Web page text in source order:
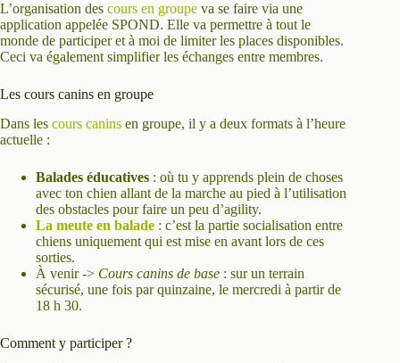
L’organisation des cours en groupe va se faire via une
application appelée SPOND. Elle va permettre à tout le
monde de participer et à moi de limiter les places disponibles.
Ceci va également simplifier les échanges entre membres.
Les cours canins en groupe
Dans les cours canins en groupe, il y a deux formats à l’heure
actuelle :
Balades éducatives : où tu y apprends plein de choses
avec ton chien allant de la marche au pied à l’utilisation
des obstacles pour faire un peu d’agility.
La meute en balade : c’est la partie socialisation entre
chiens uniquement qui est mise en avant lors de ces
sorties.
À venir -> Cours canins de base : sur un terrain
sécurisé, une fois par quinzaine, le mercredi à partir de
18 h 30.
Comment y participer ?